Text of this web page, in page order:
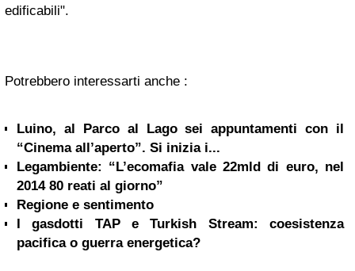
edificabili".
Potrebbero interessarti anche :
Luino, al Parco al Lago sei appuntamenti con il
“Cinema all’aperto”. Si inizia i...
Legambiente: “L’ecomafia vale 22mld di euro, nel
2014 80 reati al giorno”
Regione e sentimento
I gasdotti TAP e Turkish Stream: coesistenza
pacifica o guerra energetica?